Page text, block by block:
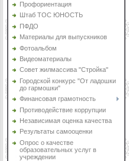
Профориентация
Штаб ТОС ЮНОСТЬ
ПФДО
Материалы для выпускников
Фотоальбом
Видеоматериалы
Совет жилмассива "Стройка"
Городской конкурс "От ладошки
до гармошки"
Финансовая грамотность
Противодействие коррупции
Независимая оценка качества
Результаты самооценки
Опрос о качестве
образовательных услуг в
учреждении